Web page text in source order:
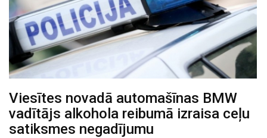
Viesītes novadā automašīnas BMW
vadītājs alkohola reibumā izraisa ceļu
satiksmes negadījumu